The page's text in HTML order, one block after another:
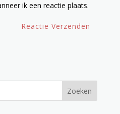
ik een reactie plaats.